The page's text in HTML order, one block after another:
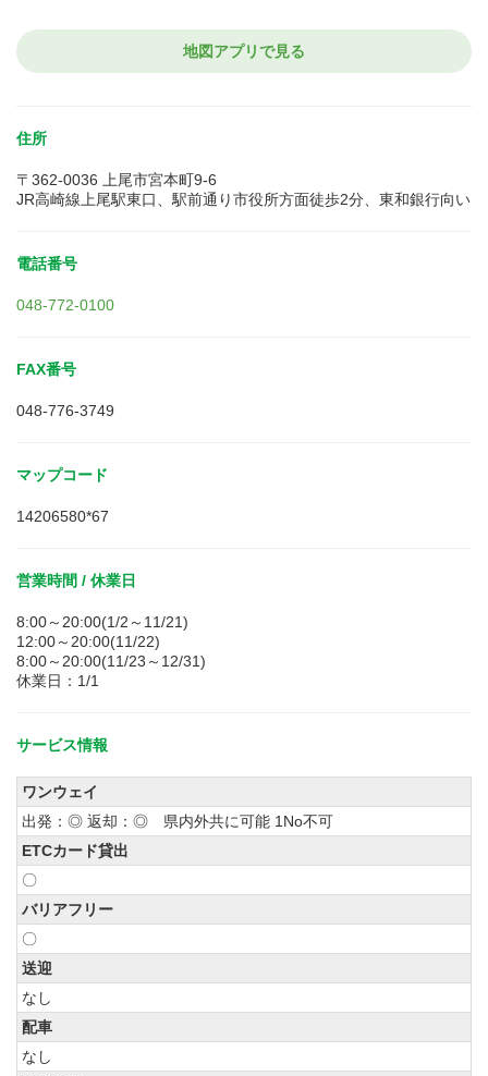
地図アプリで見る
住所
〒362-0036 上尾市宮本町9-6
JR高崎線上尾駅東口、駅前通り市役所方面徒歩2分、東和銀行向い
電話番号
048-772-0100
FAX番号
048-776-3749
マップコード
14206580*67
営業時間 / 休業日
8:00～20:00(1/2～11/21)
12:00～20:00(11/22)
8:00～20:00(11/23～12/31)
休業日：1/1
サービス情報
ワンウェイ
出発：◎ 返却：◎ 県内外共に可能 1No不可
ETCカード貸出
〇
バリアフリー
〇
送迎
なし
配車
なし